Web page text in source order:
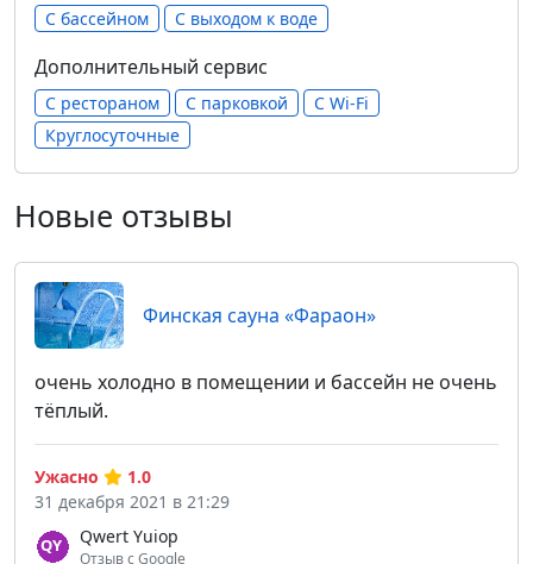
С бассейном С выходом к воде
Дополнительный сервис
С рестораном С парковкой
С Wi-Fi
Круглосуточные
Новые отзывы
Финская сауна «Фараон»
очень холодно в помещении и бассейн не очень
тёплый.
Qwert Yuiop
Отзыв с Google
Ужасно
1.0
31 декабря 2021 в 21:29